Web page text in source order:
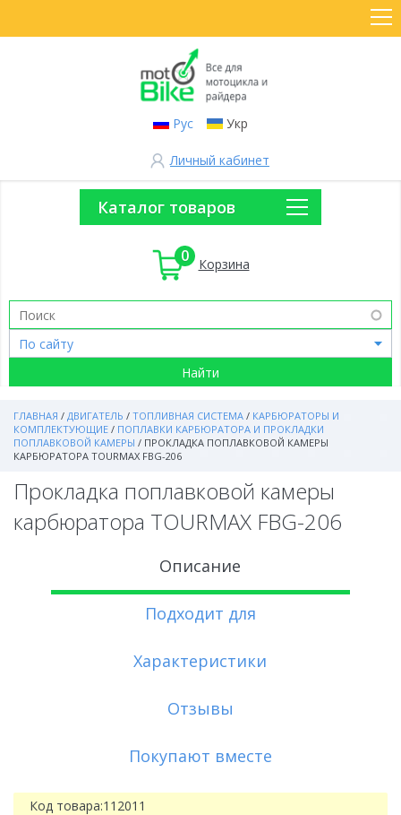
Рус Укр
Личный кабинет
Каталог товаров
0 Корзина
ГЛАВНАЯ / ДВИГАТЕЛЬ / ТОПЛИВНАЯ СИСТЕМА / КАРБЮРАТОРЫ И
КОМПЛЕКТУЮЩИЕ / ПОПЛАВКИ КАРБЮРАТОРА И ПРОКЛАДКИ
ПОПЛАВКОВОЙ КАМЕРЫ / ПРОКЛАДКА ПОПЛАВКОВОЙ КАМЕРЫ
КАРБЮРАТОРА TOURMAX FBG-206
Прокладка поплавковой камеры
карбюратора TOURMAX FBG-206
Описание
Подходит для
Характеристики
Отзывы
Покупают вместе
Код товара:112011